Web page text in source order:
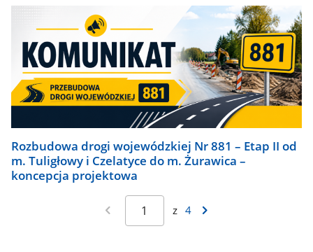
Rozbudowa drogi wojewódzkiej Nr 881 – Etap II od
m. Tuligłowy i Czelatyce do m. Żurawica –
koncepcja projektowa
z 4